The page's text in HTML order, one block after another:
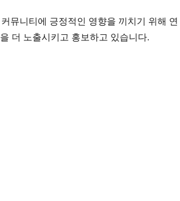
뮤니티에 긍정적인 영향을 끼치기 위해 연
더 노출시키고 홍보하고 있습니다.